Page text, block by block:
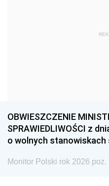
1971
1957 1956
1954 1953
1951 1950
OBWIESZCZENIE
SPRAWIEDLIWOŚCI z
o wolnych
Monitor Polski rok 2026 poz.